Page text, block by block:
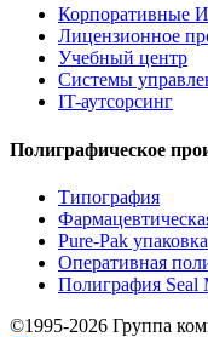
Корпоративные
Лицензионное
Учебный центр
Системы
IT-аутсорсинг
Полиграфическое
Типография
Pure-Pak
Оперативная
Полиграфия Seal
©1995-2026 Группа